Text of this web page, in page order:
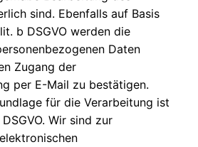
sind. Ebenfalls auf Basis
b DSGVO werden die
Daten
Zugang der
per E-Mail zu bestätigen.
für die Verarbeitung ist
Wir sind zur